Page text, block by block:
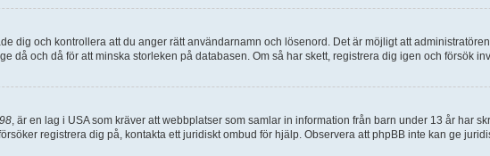
dig och kontrollera att du anger rätt användarnamn och lösenord. Det är möjligt att
då och då för att minska storleken på databasen. Om så har skett, registrera dig igen och försök
, är en lag i USA som kräver att webbplatser som samlar in information från barn under 13 år har
registrera dig på, kontakta ett juridiskt ombud för hjälp. Observera att phpBB inte kan ge